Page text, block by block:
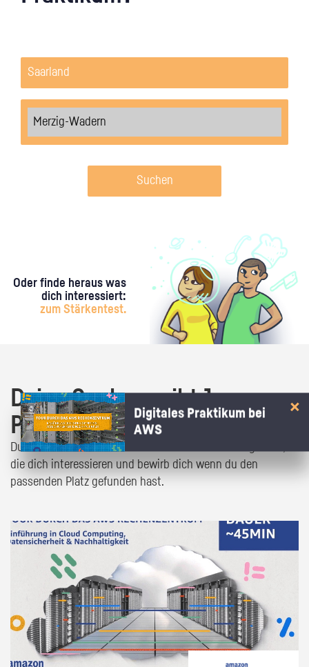
Suchen
Oder finde heraus was
dich interessiert:
zum Stärkentest.
Deine Suche ergibt 1
Praktikumsangebot!
Du bist fast da! Klick dich durch die Praktikumsangebote,
die dich interessieren und bewirb dich wenn du den
passenden Platz gefunden hast.
Digitales Praktikum bei
AWS